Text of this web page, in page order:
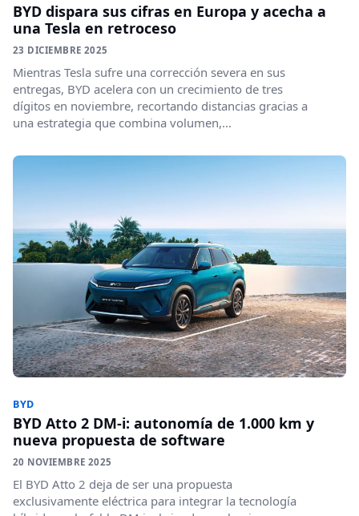
BYD dispara sus cifras en Europa y acecha a
una Tesla en retroceso
23 DICIEMBRE 2025
Mientras Tesla sufre una corrección severa en sus
entregas, BYD acelera con un crecimiento de tres
dígitos en noviembre, recortando distancias gracias a
una estrategia que combina volumen,...
BYD
BYD Atto 2 DM-i: autonomía de 1.000 km y
nueva propuesta de software
20 NOVIEMBRE 2025
El BYD Atto 2 deja de ser una propuesta
exclusivamente eléctrica para integrar la tecnología